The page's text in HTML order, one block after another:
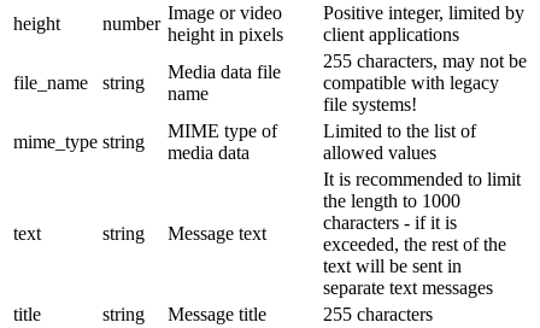
height
number
Image or video
height in pixels
Positive integer, limited by
client applications
file_name string
Media data file
name
255 characters, may not be
compatible with legacy
file systems!
mime_type string
MIME type of
media data
Limited to the list of
allowed values
text string Message text
It is recommended to limit
the length to 1000
characters - if it is
exceeded, the rest of the
text will be sent in
separate text messages
title
string Message title
255 characters